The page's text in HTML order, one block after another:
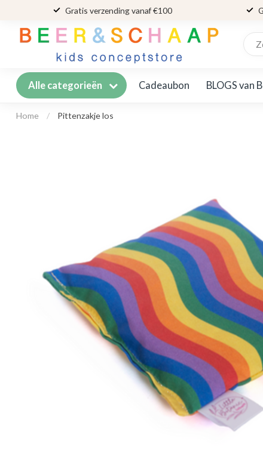
Gratis verzending vanaf €100
Alle categorieën Cadeaubon BLOGS van
Home / Pittenzakje los